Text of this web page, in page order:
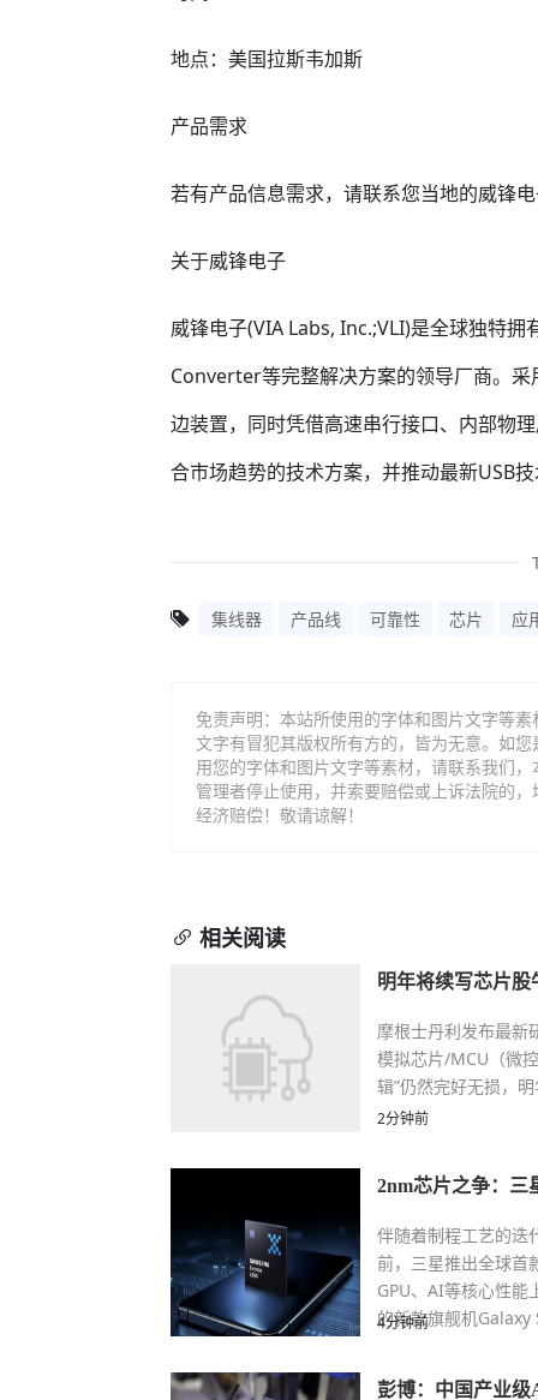
地点：美国拉斯韦加斯
产品需求
若有产品信息需求，请联系您当地的威锋
关于威锋电子
威锋电子(VIA Labs, Inc.;VLI)是全球独特
Converter等完整解决方案的领导厂商。
边装置，同时凭借高速串行接口、内部物
合市场趋势的技术方案，并推动最新USB
集线器 产品线 可靠性 芯片 应
免责声明：本站所使用的字体和图片文字等
文字有冒犯其版权所有方的，皆为无意。如
用您的字体和图片文字等素材，请联系我们
管理者停止使用，并索要赔偿或上诉法院的
经济赔偿！敬请谅解！
相关阅读
明年将续写芯片股
摩根士丹利发布最新
模拟芯片/MCU（微
辑”仍然完好无损，
2分钟前
2nm芯片之争：三
伴随着制程工艺的迭
前，三星推出全球首
GPU、AI等核心性能
的新款旗舰机Galaxy
4分钟前
彭博：中国产业级